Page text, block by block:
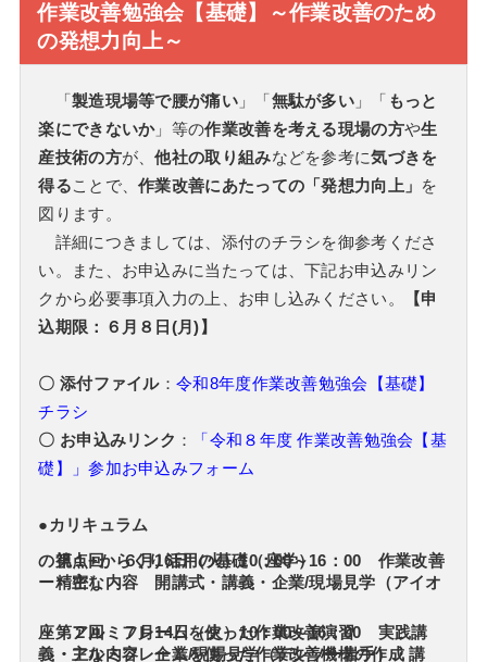
作業改善勉強会【基礎】～作業改善のため
の発想力向上～
「 製造現場等で腰が痛い」「 無駄が多い 」「 もっと
楽にできないか」等の作業改善を考える現場の方や生
産技術の方が、他社の取り組みなどを参考に気づきを
得ることで、作業改善にあたっての「発想力向上」
を
図ります。
詳細につきましては、添付のチラシを御参考くださ
い。また、お申込みに当たっては、下記お申込みリン
クから必要事項入力の上、お申し込みください。
【申
込期限：６月８日(月)】
〇 添付ファイル：令和8年度作業改善勉強会【基礎】
チラシ
〇 お申込みリンク ：
「令和８年度 作業改善勉強会【基
礎】」参加お申込みフォーム
●カリキュラム
第１回 ６月16日（火）10：00～16：00
作業改善の視点+からくり活用の基礎（座学）
・主な内容 開講式・講義・企業/現場見学（アイオー精密）
第２回 ７月14日（火）10：00～16：00 実践講座・アルミフレームを使った作業改善演習
・主な内容 企業/現場見学（デンソー岩手）・講義・アルミフレームを使った作業改善機構の作成